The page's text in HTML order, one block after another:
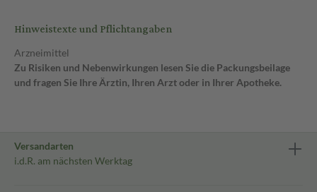
Hinweistexte und Pflichtangaben
Arzneimittel
Zu Risiken und Nebenwirkungen lesen Sie die Packungsbeilage
und fragen Sie Ihre Ärztin, Ihren Arzt oder in Ihrer Apotheke.
Versandarten
i.d.R. am nächsten Werktag